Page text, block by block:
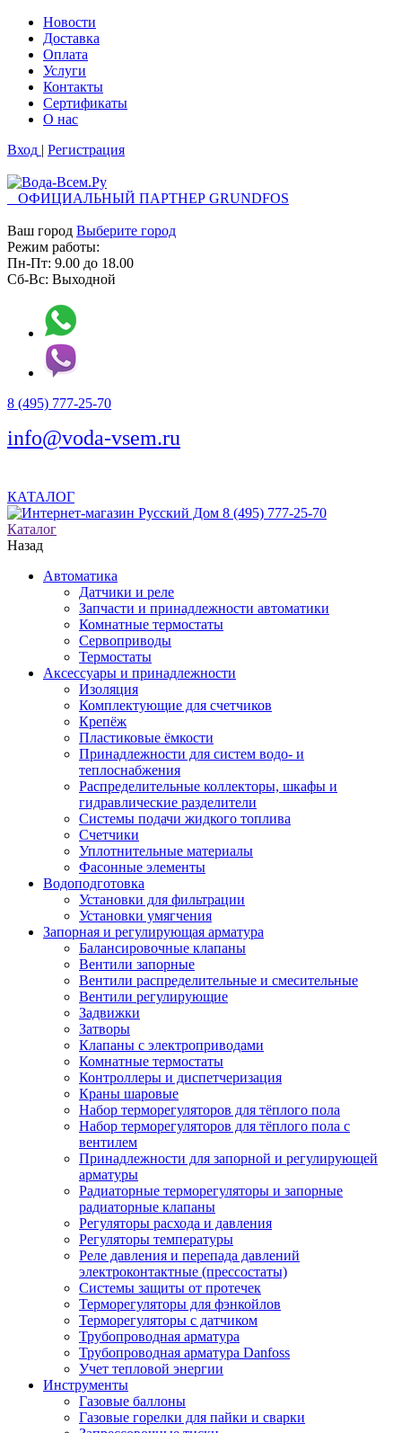
Новости
Доставка
Оплата
Услуги
Контакты
Cертификаты
О нас
Вход | Регистрация
ОФИЦИАЛЬНЫЙ ПАРТНЕР GRUNDFOS
Ваш город Выберите город
Режим работы:
Пн-Пт: 9.00 до 18.00
Сб-Вс: Выходной
8 (495) 777-25-70
info@voda-vsem.ru
КАТАЛОГ
8 (495) 777-25-70
Каталог
Назад
Автоматика
Датчики и реле
Запчасти и принадлежности автоматики
Комнатные термостаты
Сервоприводы
Термостаты
Аксессуары и принадлежности
Изоляция
Комплектующие для счетчиков
Крепёж
Пластиковые ёмкости
Принадлежности для систем водо- и
теплоснабжения
Распределительные коллекторы, шкафы и
гидравлические разделители
Системы подачи жидкого топлива
Счетчики
Уплотнительные материалы
Фасонные элементы
Водоподготовка
Установки для фильтрации
Установки умягчения
Запорная и регулирующая арматура
Балансировочные клапаны
Вентили запорные
Вентили распределительные и смесительные
Вентили регулирующие
Задвижки
Затворы
Клапаны с электроприводами
Комнатные термостаты
Контроллеры и диспетчеризация
Краны шаровые
Набор терморегуляторов для тёплого пола
Набор терморегуляторов для тёплого пола с
вентилем
Принадлежности для запорной и регулирующей
арматуры
Радиаторные терморегуляторы и запорные
радиаторные клапаны
Регуляторы расхода и давления
Регуляторы температуры
Реле давления и перепада давлений
электроконтактные (прессостаты)
Системы защиты от протечек
Терморегуляторы для фэнкойлов
Терморегуляторы с датчиком
Трубопроводная арматура
Трубопроводная арматура Danfoss
Учет тепловой энергии
Инструменты
Газовые баллоны
Газовые горелки для пайки и сварки